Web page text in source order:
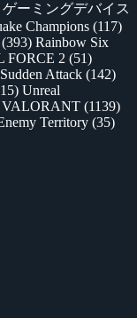
ゲーミングデバイス
Champions (117)
(393) Rainbow Six
FORCE 2 (51)
Sudden Attack (142)
Unreal
VALORANT (1139)
Territory (35)